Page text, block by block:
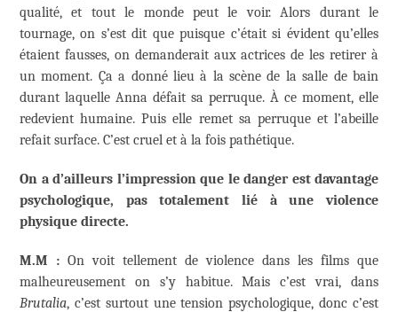
qualité, et tout le monde peut le voir. Alors durant le
tournage, on s’est dit que puisque c’était si évident qu’elles
étaient fausses, on demanderait aux actrices de les retirer à
un moment. Ça a donné lieu à la scène de la salle de bain
durant laquelle Anna défait sa perruque. À ce moment, elle
redevient humaine. Puis elle remet sa perruque et l’abeille
refait surface. C’est cruel et à la fois pathétique.
On a d’ailleurs l’impression que le danger est davantage
psychologique, pas totalement lié à une violence
physique directe.
M.M : On voit tellement de violence dans les films que
malheureusement on s’y habitue. Mais c’est vrai, dans
Brutalia, c’est surtout une tension psychologique, donc c’est